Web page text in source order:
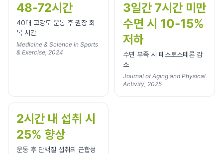
48-72시간
40대 고강도 운동 후 권장 회
복 시간
Medicine & Science in Sports
& Exercise, 2024
3일간 7시간 미만
수면 시 10-15%
저하
수면 부족 시 테스토스테론 감
소
Journal of Aging and Physical
Activity, 2025
2시간 내 섭취 시
25% 향상
운동 후 단백질 섭취의 근합성